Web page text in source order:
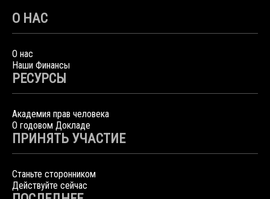
О НАС
О нас
Наши Финансы
РЕСУРСЫ
Академия прав человека
О годовом Докладе
ПРИНЯТЬ УЧАСТИЕ
Станьте сторонником
Действуйте сейчас